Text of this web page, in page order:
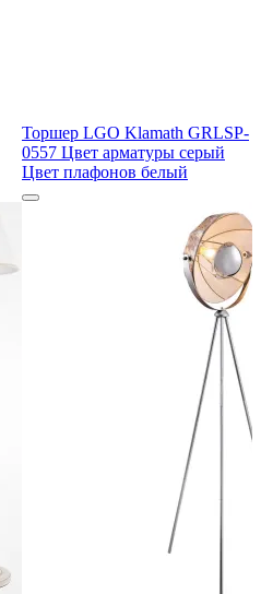
Торшер LGO Klamath GRLSP-
0557 Цвет арматуры серый
Цвет плафонов белый